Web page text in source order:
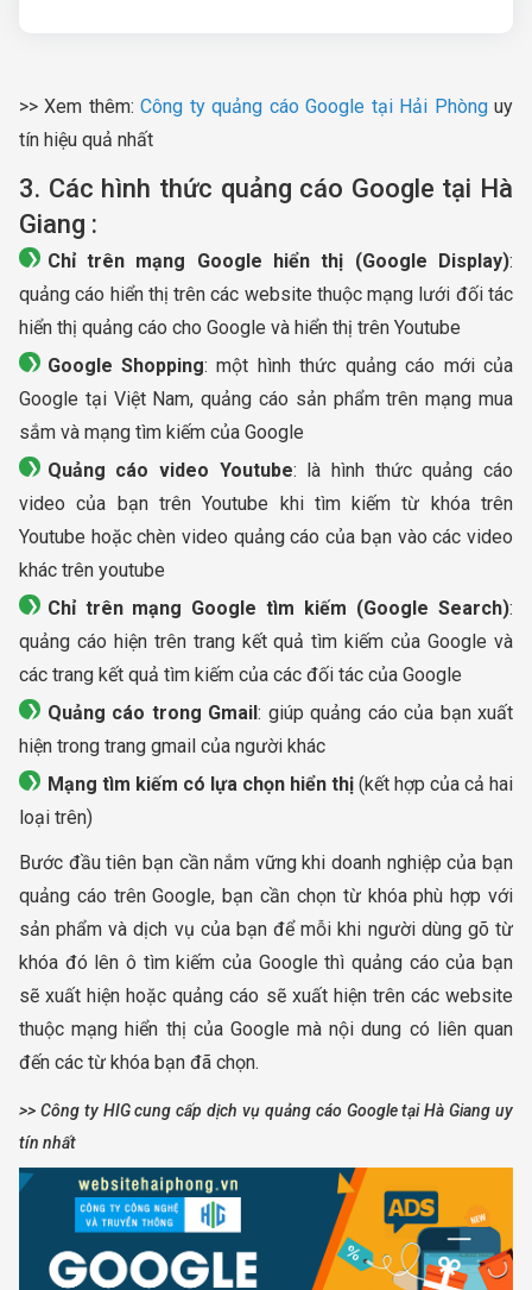
>> Xem thêm:Công ty quảng cáo Google tại Hải Phònguy
tín hiệu quả nhất
3. Các hình thức quảng cáo Google tại Hà
Giang :
Chỉ trên mạng Google hiển thị (Google Display):
quảng cáo hiển thị trên các website thuộc mạng lưới đối tác
hiển thị quảng cáo cho Google và hiển thị trên Youtube
Google Shopping: một hình thức quảng cáo mới của
Google tại Việt Nam, quảng cáo sản phẩm trên mạng mua
sắm và mạng tìm kiếm của Google
Quảng cáo video Youtube: là hình thức quảng cáo
video của bạn trên Youtube khi tìm kiếm từ khóa trên
Youtube hoặc chèn video quảng cáo của bạn vào các video
khác trên youtube
Chỉ trên mạng Google tìm kiếm (Google Search):
quảng cáo hiện trên trang kết quả tìm kiếm của Google và
các trang kết quả tìm kiếm của các đối tác của Google
Quảng cáo trong Gmail: giúp quảng cáo của bạn xuất
hiện trong trang gmail của người khác
Mạng tìm kiếm có lựa chọn hiển thị(kết hợp của cả hai
loại trên)
Bước đầu tiên bạn cần nắm vững khi doanh nghiệp của bạn
quảng cáo trên Google, bạn cần chọn từ khóa phù hợp với
sản phẩm và dịch vụ của bạn để mỗi khi người dùng gõ từ
khóa đó lên ô tìm kiếm của Google thì quảng cáo của bạn
sẽ xuất hiện hoặc quảng cáo sẽ xuất hiện trên các website
thuộc mạng hiển thị của Google mà nội dung có liên quan
đến các từ khóa bạn đã chọn.
>> Công ty HIG cung cấp dịch vụ quảng cáo Google tại Hà Giang uy
tín nhất